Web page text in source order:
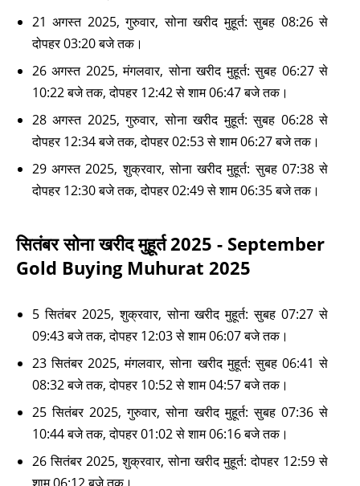
21 अगस्त 2025, गुरुवार, सोना खरीद मुहूर्त: सुबह 08:26 से
दोपहर 03:20 बजे तक।
26 अगस्त 2025, मंगलवार, सोना खरीद मुहूर्त: सुबह 06:27 से
10:22 बजे तक, दोपहर 12:42 से शाम 06:47 बजे तक।
28 अगस्त 2025, गुरुवार, सोना खरीद मुहूर्त: सुबह 06:28 से
दोपहर 12:34 बजे तक, दोपहर 02:53 से शाम 06:27 बजे तक।
29 अगस्त 2025, शुक्रवार, सोना खरीद मुहूर्त: सुबह 07:38 से
दोपहर 12:30 बजे तक, दोपहर 02:49 से शाम 06:35 बजे तक।
सितंबर सोना खरीद मुहूर्त 2025 - September
Gold Buying Muhurat 2025
5 सितंबर 2025, शुक्रवार, सोना खरीद मुहूर्त: सुबह 07:27 से
09:43 बजे तक, दोपहर 12:03 से शाम 06:07 बजे तक।
23 सितंबर 2025, मंगलवार, सोना खरीद मुहूर्त: सुबह 06:41 से
08:32 बजे तक, दोपहर 10:52 से शाम 04:57 बजे तक।
25 सितंबर 2025, गुरुवार, सोना खरीद मुहूर्त: सुबह 07:36 से
10:44 बजे तक, दोपहर 01:02 से शाम 06:16 बजे तक।
26 सितंबर 2025, शुक्रवार, सोना खरीद मुहूर्त: दोपहर 12:59 से